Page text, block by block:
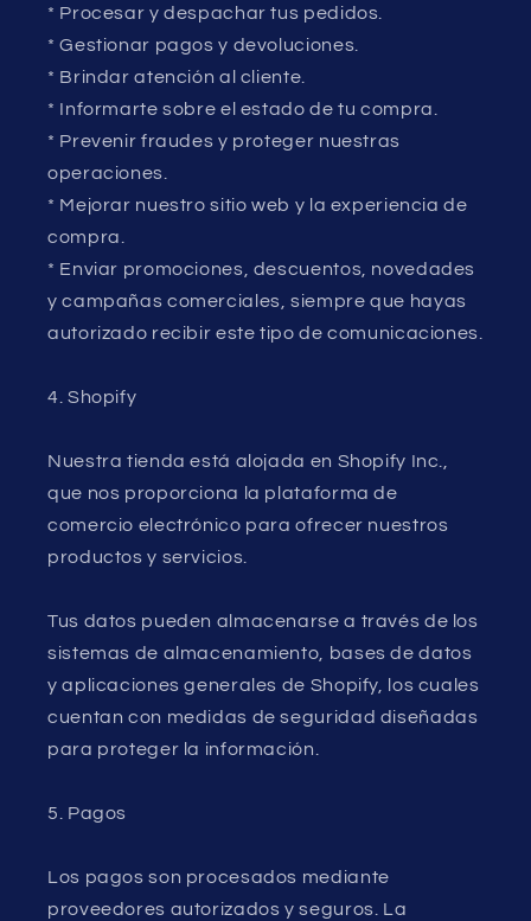
* Procesar y despachar tus pedidos.
* Gestionar pagos y devoluciones.
* Brindar atención al cliente.
* Informarte sobre el estado de tu compra.
* Prevenir fraudes y proteger nuestras
operaciones.
* Mejorar nuestro sitio web y la experiencia de
compra.
* Enviar promociones, descuentos, novedades
y campañas comerciales, siempre que hayas
autorizado recibir este tipo de comunicaciones.
4. Shopify
Nuestra tienda está alojada en Shopify Inc.,
que nos proporciona la plataforma de
comercio electrónico para ofrecer nuestros
productos y servicios.
Tus datos pueden almacenarse a través de los
sistemas de almacenamiento, bases de datos
y aplicaciones generales de Shopify, los cuales
cuentan con medidas de seguridad diseñadas
para proteger la información.
5. Pagos
Los pagos son procesados mediante
proveedores autorizados y seguros. La